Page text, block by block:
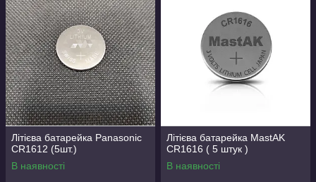
Літієва батарейка Panasonic
CR1612 (5шт.)
В наявності
Літієва батарейка MastAK
CR1616 ( 5 штук )
В наявності